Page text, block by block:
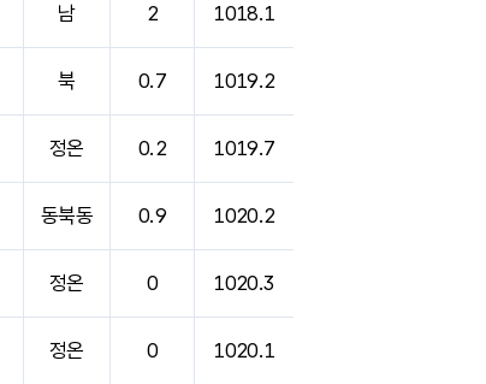
남 2 1018.1
북 0.7 1019.2
정온 0.2 1019.7
동북동 0.9 1020.2
정온 0 1020.3
정온 0 1020.1